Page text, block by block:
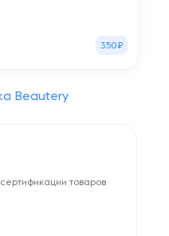
350₽
Beautery
товаров